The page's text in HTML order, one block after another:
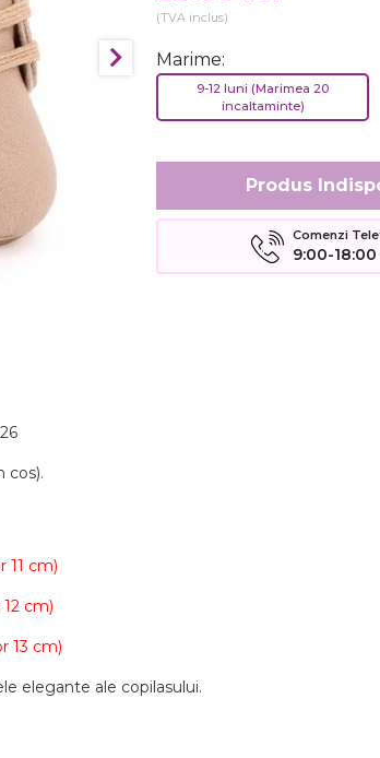
(TVA inclus)
Marime:
9-12 luni (Marimea 20
incaltaminte)
Produs
Comenzi
9:00-
cos).
11 cm)
cm)
13 cm)
elegante ale copilasului.